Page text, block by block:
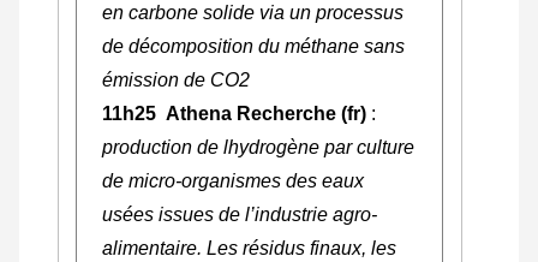
en carbone solide via un processus
de décomposition du méthane sans
émission de CO2
11h25 Athena Recherche (fr) :
production de lhydrogène par culture
de micro-organismes des eaux
usées issues de l’industrie agro-
alimentaire. Les résidus finaux, les